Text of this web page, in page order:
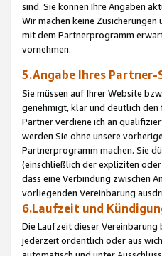
sind. Sie können Ihre Angaben
Wir machen keine
mit dem Partnerprogramm
vornehmen.
5.Angabe Ihres
Sie müssen auf Ihrer Website
genehmigt, klar und deutlich den
Partner verdiene ich an
werden Sie ohne unsere
Partnerprogramm machen. Sie
(einschließlich der expliziten
dass eine Verbindung zwischen
vorliegenden Vereinbarung
6.Laufzeit und
Die Laufzeit dieser
jederzeit ordentlich oder aus